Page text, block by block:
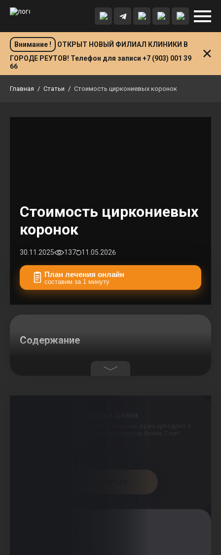
Внимание !
ОТКРЫТ НОВЫЙ ФИЛИАЛ КЛИНИКИ В
ГОРОДЕ РЕУТОВ! Телефон для записи +7 (903) 001 39
66
Главная / Статьи / Стоимость циркониевых коронок
Стоимость циркониевых
коронок
30.11.2025 137 11.05.2026
План лечения онлайн
составим за 1 минуту
Содержание